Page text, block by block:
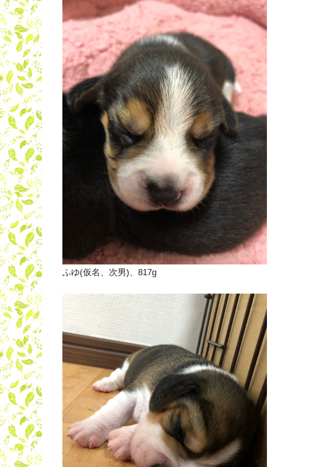
ふゆ(仮名、次男)、817g